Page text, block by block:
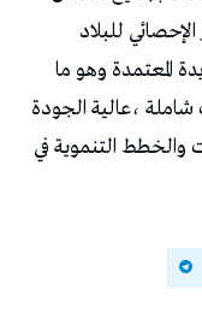
الإحصائي للبلاد
المعتمدة وهو ما
،عالية الجودة
التنموية في